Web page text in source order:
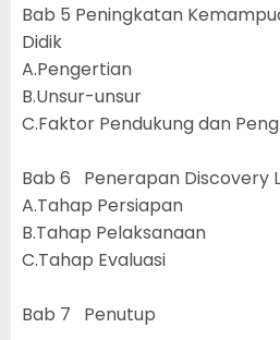
Bab 5 Peningkatan
Didik
A.Pengertian
B.Unsur-unsur
C.Faktor Pendukung dan
Bab 6 Penerapan Discovery
A.Tahap Persiapan
B.Tahap Pelaksanaan
C.Tahap Evaluasi
Bab 7 Penutup